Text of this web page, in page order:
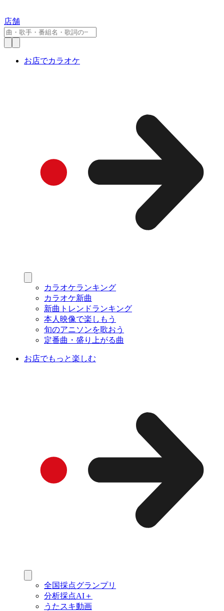
店舗
お店でカラオケ
カラオケランキング
カラオケ新曲
新曲トレンドランキング
本人映像で楽しもう
旬のアニソンを歌おう
定番曲・盛り上がる曲
お店でもっと楽しむ
全国採点グランプリ
分析採点AI＋
うたスキ動画